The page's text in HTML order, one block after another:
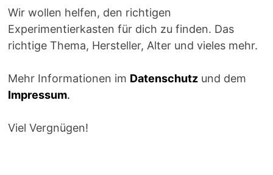
Wir wollen helfen, den richtigen
Experimentierkasten für dich zu finden. Das
richtige Thema, Hersteller, Alter und vieles mehr.
Mehr Informationen im Datenschutzund dem
Impressum.
Viel Vergnügen!